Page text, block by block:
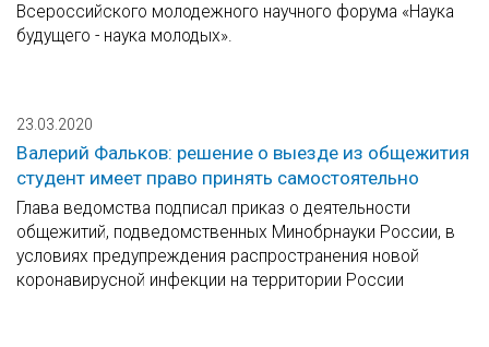
Всероссийского молодежного научного форума «Наука
будущего - наука молодых».
23.03.2020
Валерий Фальков: решение о выезде из общежития
студент имеет право принять самостоятельно
Глава ведомства подписал приказ о деятельности
общежитий, подведомственных Минобрнауки России, в
условиях предупреждения распространения новой
коронавирусной инфекции на территории России